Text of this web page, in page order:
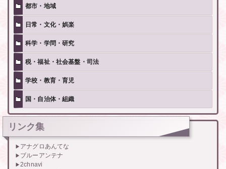
都市・地域
日常・文化・娯楽
科学・学問・研究
税・福祉・社会基盤・司法
学校・教育・育児
国・自治体・組織
リンク集
アナグロあんてな
ブルーアンテナ
2chnavi